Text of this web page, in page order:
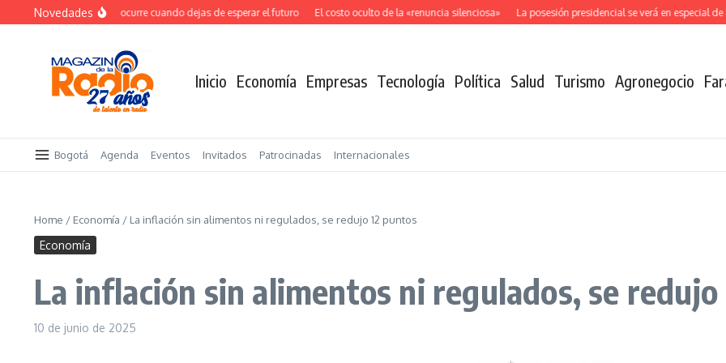
Saltar al contenido
Novedades
El verdadero salto ocurre cuando dejas de esperar el futuro El costo oculto de la «renuncia silenciosa» La posesión presidencial se verá en especial de
Inicio Economía Empresas Tecnología Política Salud Turismo Agronegocio
Bogotá Agenda Eventos Invitados Patrocinadas Internacionales
Home / Economía / La inflación sin alimentos ni regulados, se redujo 12 puntos
Economía
La inflación sin alimentos ni regulados, se redujo
10 de junio de 2025